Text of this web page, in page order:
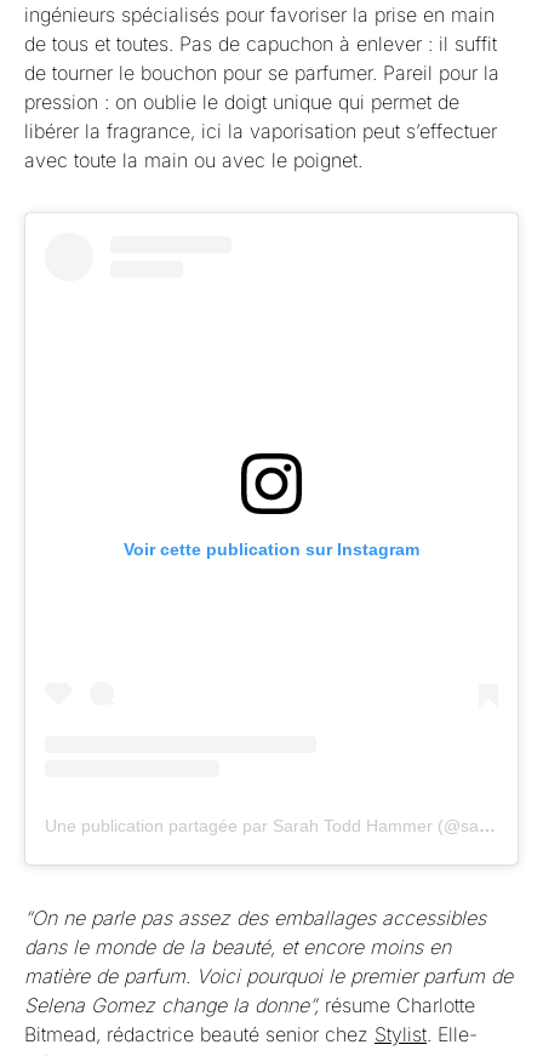
ingénieurs spécialisés pour favoriser la prise en main
de tous et toutes. Pas de capuchon à enlever : il suffit
de tourner le bouchon pour se parfumer. Pareil pour la
pression : on oublie le doigt unique qui permet de
libérer la fragrance, ici la vaporisation peut s’effectuer
avec toute la main ou avec le poignet.
Voir cette publication sur Instagram
Une publication partagée par Sarah Todd Hammer (@sarahtoddhammer)
“On ne parle pas assez des emballages accessibles
dans le monde de la beauté, et encore moins en
matière de parfum. Voici pourquoi le premier parfum de
Selena Gomez change la donne”, résume Charlotte
Bitmead, rédactrice beauté senior chez Stylist. Elle-